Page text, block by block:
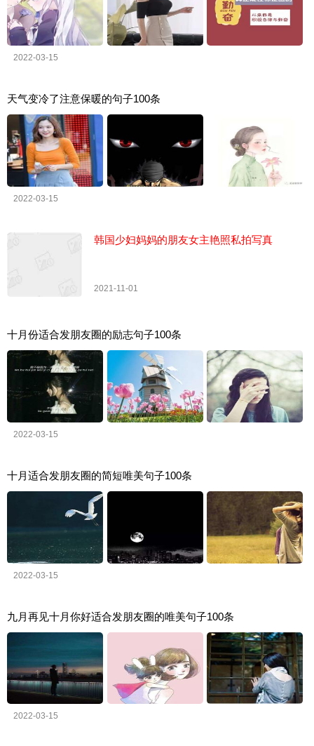
2022-03-15
天气变冷了注意保暖的句子100条
2022-03-15
韩国少妇妈妈的朋友女主艳照私拍写真
2021-11-01
十月份适合发朋友圈的励志句子100条
2022-03-15
十月适合发朋友圈的简短唯美句子100条
2022-03-15
九月再见十月你好适合发朋友圈的唯美句子100条
2022-03-15